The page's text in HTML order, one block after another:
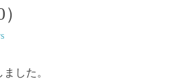
ました。